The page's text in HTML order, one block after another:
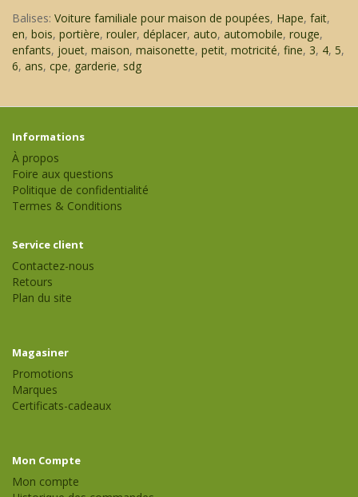
Balises: Voiture familiale pour maison de poupées, Hape, fait,
en, bois, portière, rouler, déplacer, auto, automobile, rouge,
enfants, jouet, maison, maisonette, petit, motricité, fine, 3, 4, 5,
6, ans, cpe, garderie, sdg
Informations
À propos
Foire aux questions
Politique de confidentialité
Termes & Conditions
Service client
Contactez-nous
Retours
Plan du site
Magasiner
Promotions
Marques
Certificats-cadeaux
Mon Compte
Mon compte